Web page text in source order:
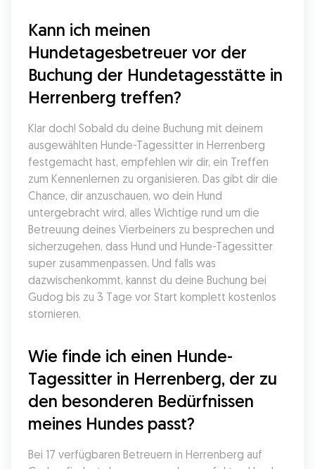
Kann ich meinen
Hundetagesbetreuer vor der
Buchung der Hundetagesstätte in
Herrenberg treffen?
Klar doch! Sobald du deine Buchung mit deinem
ausgewählten Hunde-Tagessitter in Herrenberg
festgemacht hast, empfehlen wir dir, ein Treffen
zum Kennenlernen zu organisieren. Das gibt dir die
Chance, dir anzuschauen, wo dein Hund
untergebracht wird, alles Wichtige rund um die
Betreuung deines Vierbeiners zu besprechen und
sicherzugehen, dass Hund und Hunde-Tagessitter
super zusammenpassen. Und falls was
dazwischenkommt, kannst du deine Buchung bei
Gudog bis zu 3 Tage vor Start komplett kostenlos
stornieren.
Wie finde ich einen Hunde-
Tagessitter in Herrenberg, der zu
den besonderen Bedürfnissen
meines Hundes passt?
Bei 17 verfügbaren Betreuern in Herrenberg auf